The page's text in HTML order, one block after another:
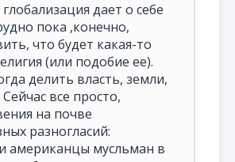
дает о себе
пока ,конечно,
что будет какая-то
(или подобие ее).
делить власть, земли,
Сейчас все просто,
на почве
разногласий:
американцы мусльман в